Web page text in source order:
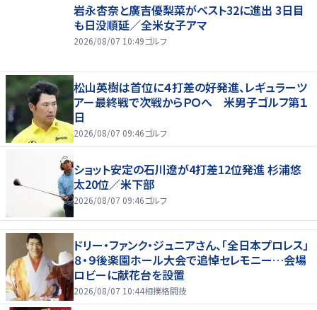
岩永杏奈と廣吉優梨菜がベスト32に進出 3日目
も日没順延／全米女子アマ
2026/08/07 10:49ゴルフ
松山英樹は首位に４打差の好発進、レギュラーツ
アー最終戦で次戦からＰＯへ 米男子ゴルフ第１
日
2026/08/07 09:46ゴルフ
ショット安定の石川遼が4打差12位発進 杉浦悠
太20位／米下部
2026/08/07 09:46ゴルフ
ドリー・ファンク・ジュニアさん、「全日本プロレス」
８・９後楽園ホール大会で追悼セレモニー…会場
ロビーに献花台を設置
2026/08/07 10:44相撲格闘技